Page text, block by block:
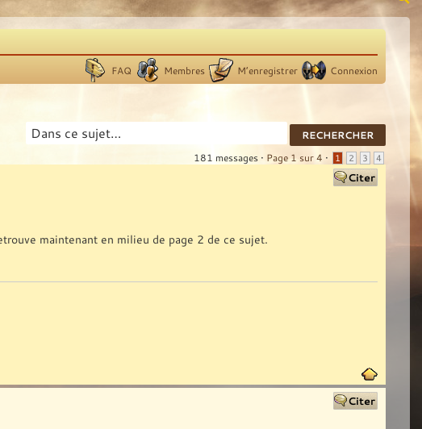
FAQ Membres M’enregistrer Connexion
181 messages • Page 1 sur4 • 1 2 3 4
maintenant en milieu de page 2 de ce sujet.